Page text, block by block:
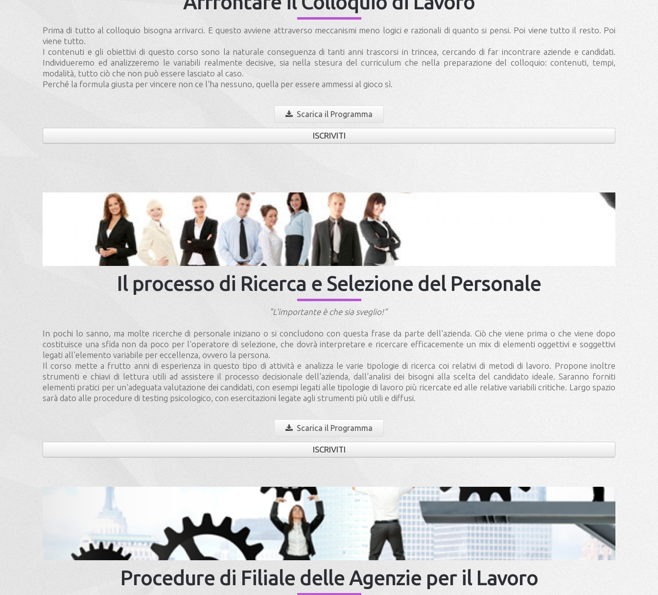
Prima di tutto al colloquio bisogna arrivarci. E questo avviene attraverso meccanismi meno logici e razionali di quanto si pensi. Poi viene tutto il resto. Poi
viene tutto.
I contenuti e gli obiettivi di questo corso sono la naturale conseguenza di tanti anni trascorsi in trincea, cercando di far incontrare aziende e candidati.
Individueremo ed analizzeremo le variabili realmente decisive, sia nella stesura del curriculum che nella preparazione del colloquio: contenuti, tempi,
modalità, tutto ciò che non può essere lasciato al caso.
Perché la formula giusta per vincere non ce l'ha nessuno, quella per essere ammessi al gioco sì.
Scarica il Programma
ISCRIVITI
Il processo di Ricerca e Selezione del Personale
"L'importante è che sia sveglio!"
In pochi lo sanno, ma molte ricerche di personale iniziano o si concludono con questa frase da parte dell'azienda. Ciò che viene prima o che viene dopo
costituisce una sfida non da poco per l'operatore di selezione, che dovrà interpretare e ricercare efficacemente un mix di elementi oggettivi e soggettivi
legati all'elemento variabile per eccellenza, ovvero la persona.
Il corso mette a frutto anni di esperienza in questo tipo di attività e analizza le varie tipologie di ricerca coi relativi di metodi di lavoro. Propone inoltre
strumenti e chiavi di lettura utili ad assistere il processo decisionale dell'azienda, dall'analisi dei bisogni alla scelta del candidato ideale. Saranno forniti
elementi pratici per un'adeguata valutazione dei candidati, con esempi legati alle tipologie di lavoro più ricercate ed alle relative variabili critiche. Largo spazio
sarà dato alle procedure di testing psicologico, con esercitazioni legate agli strumenti più utili e diffusi.
Scarica il Programma
ISCRIVITI
Procedure di Filiale delle Agenzie per il Lavoro